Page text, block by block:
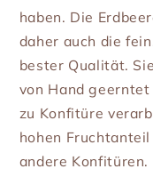
haben. Die
daher auch die
bester Qualität.
von Hand
zu Konfitüre
hohen
andere Konfitüren.